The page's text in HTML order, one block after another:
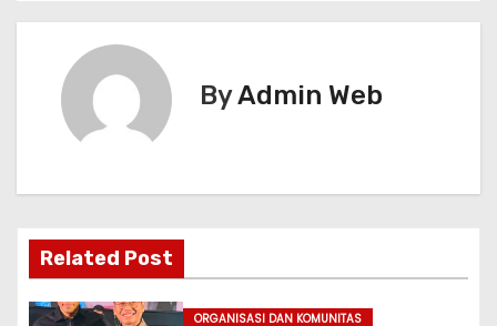
s
i
p
ByAdmin Web
Related Post
ORGANISASI DAN KOMUNITAS